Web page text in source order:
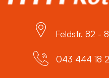
Feldstr. 82 -
043 444 18